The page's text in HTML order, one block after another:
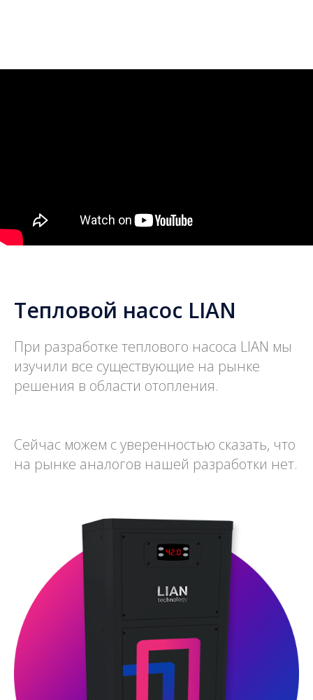
Тепловой насос LIAN
При разработке теплового насоса LIAN мы
изучили все существующие на рынке
решения в области отопления.
Сейчас можем с уверенностью сказать, что
на рынке аналогов нашей разработки нет.